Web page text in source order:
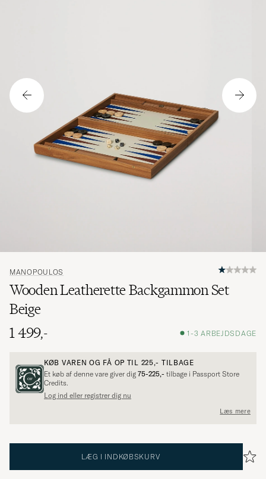
MANOPOULOS
Wooden Leatherette Backgammon Set
Beige
1 499,-
1-3 ARBEJDSDAGE
KØB VAREN OG FÅ OP TIL 225,- TILBAGE
Et køb af denne vare giver dig 75-225,- tilbage i Passport Store
Credits.
Log ind eller registrer dig nu
Læs mere
LÆG I INDKØBSKURV